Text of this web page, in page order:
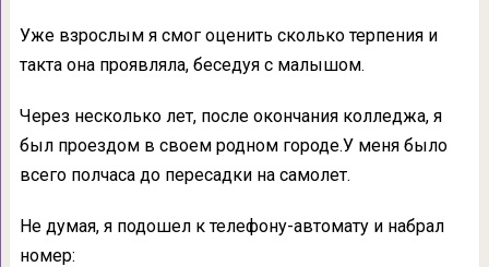
Уже взрослым я смог оценить сколько терпения и
такта она проявляла, беседуя с малышом.
Через несколько лет, после окончания колледжа, я
был проездом в своем родном городе.У меня было
всего полчаса до пересадки на самолет.
Не думая, я подошел к телефону-автомату и набрал
номер: